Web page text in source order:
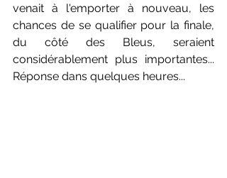
venait à l'emporter à nouveau, les
chances de se qualifier pour la finale,
du côté des Bleus, seraient
considérablement plus importantes...
Réponse dans quelques heures...